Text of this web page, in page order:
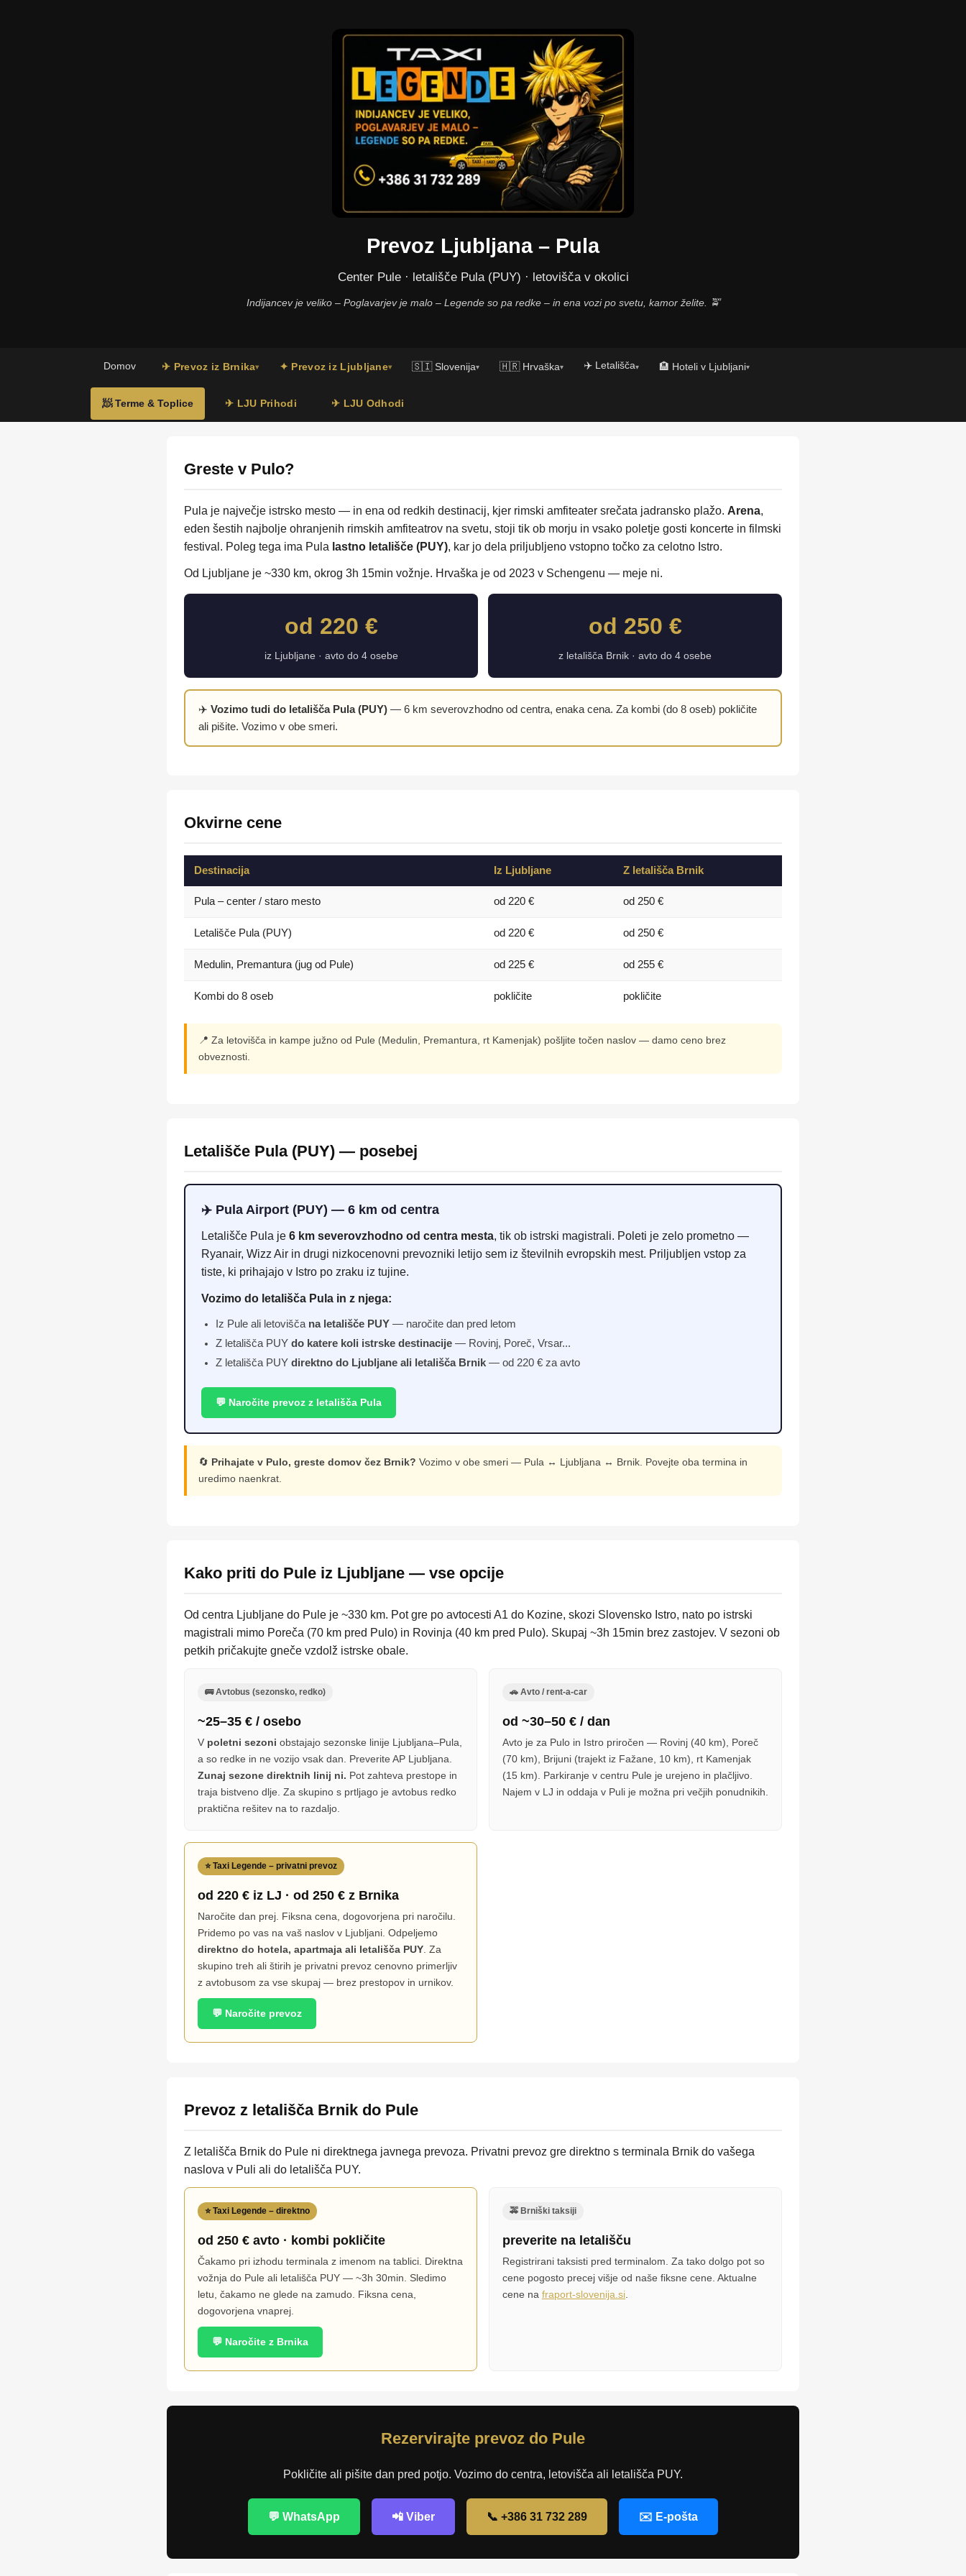
Prevoz Ljubljana – Pula
Center Pule · letališče Pula (PUY) · letovišča v okolici
Indijancev je veliko – Poglavarjev je malo – Legende so pa redke – in ena vozi po svetu, kamor želite. 🚖
Domov ✈ Prevoz iz Brnika▾ ✦ Prevoz iz Ljubljane▾ 🇸🇮 Slovenija▾ 🇭🇷 Hrvaška▾ ✈️ Letališča▾ 🏨 Hoteli v Ljubljani▾
🧖 Terme & Toplice ✈ LJU Prihodi ✈ LJU Odhodi
Greste v Pulo?
Pula je največje istrsko mesto — in ena od redkih destinacij, kjer rimski amfiteater srečata jadransko plažo. Arena,
eden šestih najbolje ohranjenih rimskih amfiteatrov na svetu, stoji tik ob morju in vsako poletje gosti koncerte in filmski
festival. Poleg tega ima Pula lastno letališče (PUY), kar jo dela priljubljeno vstopno točko za celotno Istro.
Od Ljubljane je ~330 km, okrog 3h 15min vožnje. Hrvaška je od 2023 v Schengenu — meje ni.
od 220 €
iz Ljubljane · avto do 4 osebe
od 250 €
z letališča Brnik · avto do 4 osebe
✈️ Vozimo tudi do letališča Pula (PUY) — 6 km severovzhodno od centra, enaka cena. Za kombi (do 8 oseb) pokličite
ali pišite. Vozimo v obe smeri.
Okvirne cene
Destinacija Iz Ljubljane Z letališča Brnik
Pula – center / staro mesto od 220 € od 250 €
Letališče Pula (PUY) od 220 € od 250 €
Medulin, Premantura (jug od Pule) od 225 € od 255 €
Kombi do 8 oseb pokličite pokličite
📍 Za letovišča in kampe južno od Pule (Medulin, Premantura, rt Kamenjak) pošljite točen naslov — damo ceno brez
obveznosti.
Letališče Pula (PUY) — posebej
✈️ Pula Airport (PUY) — 6 km od centra
Letališče Pula je 6 km severovzhodno od centra mesta, tik ob istrski magistrali. Poleti je zelo prometno —
Ryanair, Wizz Air in drugi nizkocenovni prevozniki letijo sem iz številnih evropskih mest. Priljubljen vstop za
tiste, ki prihajajo v Istro po zraku iz tujine.
Vozimo do letališča Pula in z njega:
Iz Pule ali letovišča na letališče PUY — naročite dan pred letom
Z letališča PUY do katere koli istrske destinacije — Rovinj, Poreč, Vrsar...
Z letališča PUY direktno do Ljubljane ali letališča Brnik — od 220 € za avto
💬 Naročite prevoz z letališča Pula
🔄 Prihajate v Pulo, greste domov čez Brnik? Vozimo v obe smeri — Pula ↔ Ljubljana ↔ Brnik. Povejte oba termina in
uredimo naenkrat.
Kako priti do Pule iz Ljubljane — vse opcije
Od centra Ljubljane do Pule je ~330 km. Pot gre po avtocesti A1 do Kozine, skozi Slovensko Istro, nato po istrski
magistrali mimo Poreča (70 km pred Pulo) in Rovinja (40 km pred Pulo). Skupaj ~3h 15min brez zastojev. V sezoni ob
petkih pričakujte gneče vzdolž istrske obale.
🚌 Avtobus (sezonsko, redko)
~25–35 € / osebo
V poletni sezoni obstajajo sezonske linije Ljubljana–Pula,
a so redke in ne vozijo vsak dan. Preverite AP Ljubljana.
Zunaj sezone direktnih linij ni. Pot zahteva prestope in
traja bistveno dlje. Za skupino s prtljago je avtobus redko
praktična rešitev na to razdaljo.
🚗 Avto / rent-a-car
od ~30–50 € / dan
Avto je za Pulo in Istro priročen — Rovinj (40 km), Poreč
(70 km), Brijuni (trajekt iz Fažane, 10 km), rt Kamenjak
(15 km). Parkiranje v centru Pule je urejeno in plačljivo.
Najem v LJ in oddaja v Puli je možna pri večjih ponudnikih.
⭐ Taxi Legende – privatni prevoz
od 220 € iz LJ · od 250 € z Brnika
Naročite dan prej. Fiksna cena, dogovorjena pri naročilu.
Pridemo po vas na vaš naslov v Ljubljani. Odpeljemo
direktno do hotela, apartmaja ali letališča PUY . Za
skupino treh ali štirih je privatni prevoz cenovno primerljiv
z avtobusom za vse skupaj — brez prestopov in urnikov.
💬 Naročite prevoz
Prevoz z letališča Brnik do Pule
Z letališča Brnik do Pule ni direktnega javnega prevoza. Privatni prevoz gre direktno s terminala Brnik do vašega
naslova v Puli ali do letališča PUY.
⭐ Taxi Legende – direktno
od 250 € avto · kombi pokličite
Čakamo pri izhodu terminala z imenom na tablici. Direktna
vožnja do Pule ali letališča PUY — ~3h 30min. Sledimo
letu, čakamo ne glede na zamudo. Fiksna cena,
dogovorjena vnaprej.
💬 Naročite z Brnika
🚕 Brniški taksiji
preverite na letališču
Registrirani taksisti pred terminalom. Za tako dolgo pot so
cene pogosto precej višje od naše fiksne cene. Aktualne
cene na fraport-slovenija.si
Rezervirajte prevoz do Pule
Pokličite ali pišite dan pred potjo. Vozimo do centra, letovišča ali letališča PUY.
💬 WhatsApp 📲 Viber 📞 +386 31 732 289 ✉️ E-pošta